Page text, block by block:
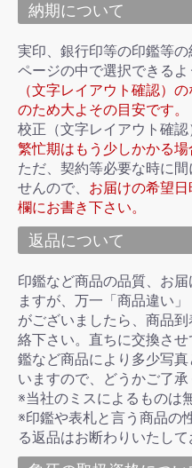
納期について
実印、銀行印等の印鑑等
ページの中で選択できるよ
（文字レイアウト確認）
のため大よその目安です。
校正（文字レイアウト確認
繁忙期はもう少しかかる場
ただ、契約等必要な時に
せんので、 お届けの希望
欄にお書き下さい。
返品について
印鑑など商品の品質、お
ますが、万一「商品違い
がございましたら、商品
絡下さい。直ちに交換さ
鑑など商品により多少写
いますので、どうかご了承
※当社のミスによるものは
※印鑑や表札と言う商品の
る返品はお断わりいたして